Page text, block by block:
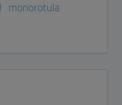
monorotula